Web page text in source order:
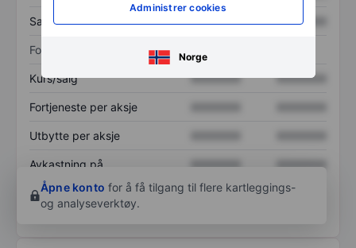
Administrer cookies
Norge
Samlet gjeld XXXXXXX XXXXXXX
Forholdstall
Kurs/salg XXXXXXX XXXXXXX
Fortjeneste per aksje
Utbytte per aksje
Avkastning på
egenkapital
XXXXXXX
XXXXXXX
Åpne konto for å få tilgang til flere kartleggings-
og analyseverktøy.